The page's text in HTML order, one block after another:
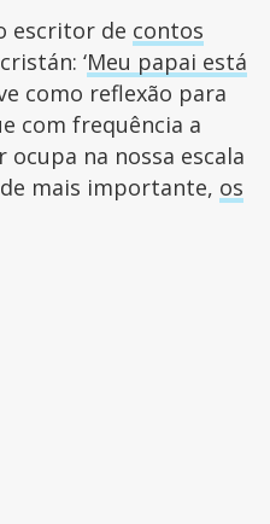
escritor de contos
‘Meu papai está
como reflexão para
com frequência a
ocupa na nossa escala
mais importante, os